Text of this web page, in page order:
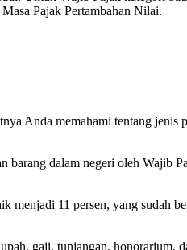
Pajak Pertambahan Nilai.
Anda memahami tentang
dalam negeri oleh Wajib
11 persen, yang sudah
gaji, tunjangan,